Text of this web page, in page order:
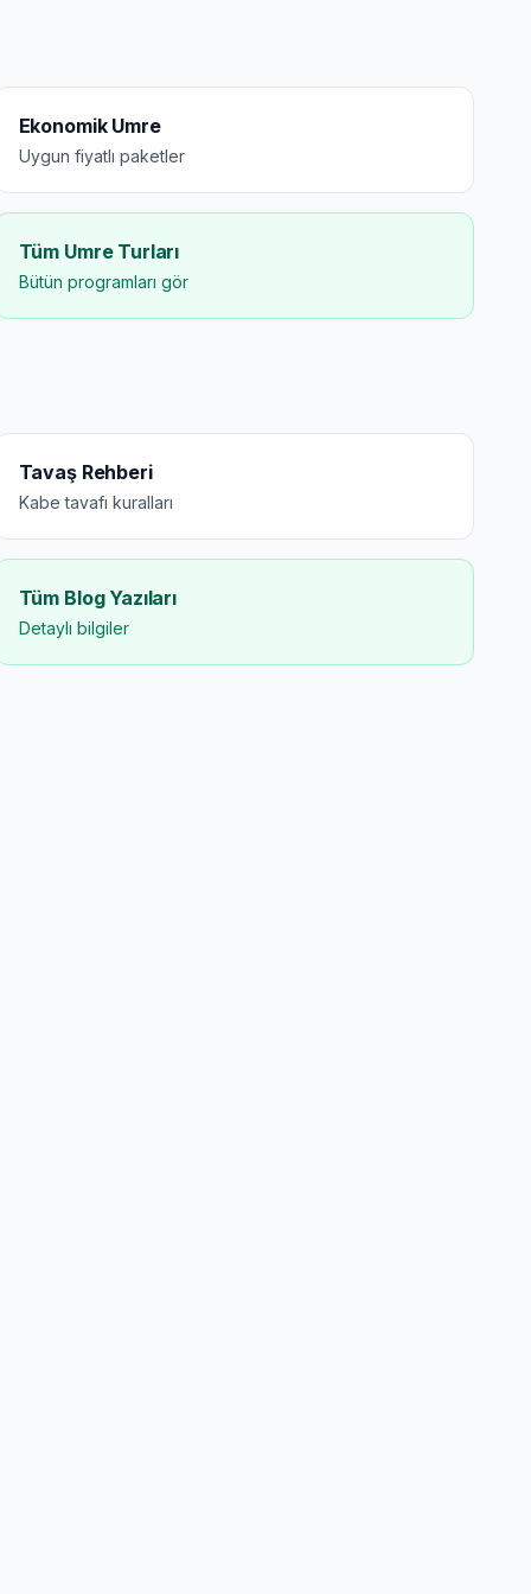
Ekonomik Umre
Uygun fiyatlı paketler
Tüm Umre Turları
Bütün programları gör
Tavaş Rehberi
Kabe tavafı kuralları
Tüm Blog Yazıları
Detaylı bilgiler